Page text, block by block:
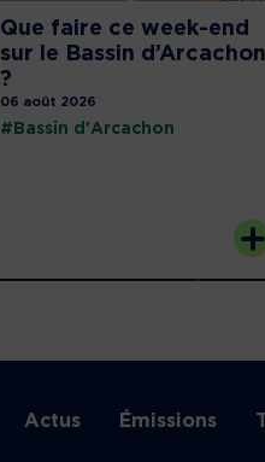
Que faire ce week-end
sur le Bassin d’Arcachon
?
06 août 2026
#Bassin d'Arcachon
Actus Émissions